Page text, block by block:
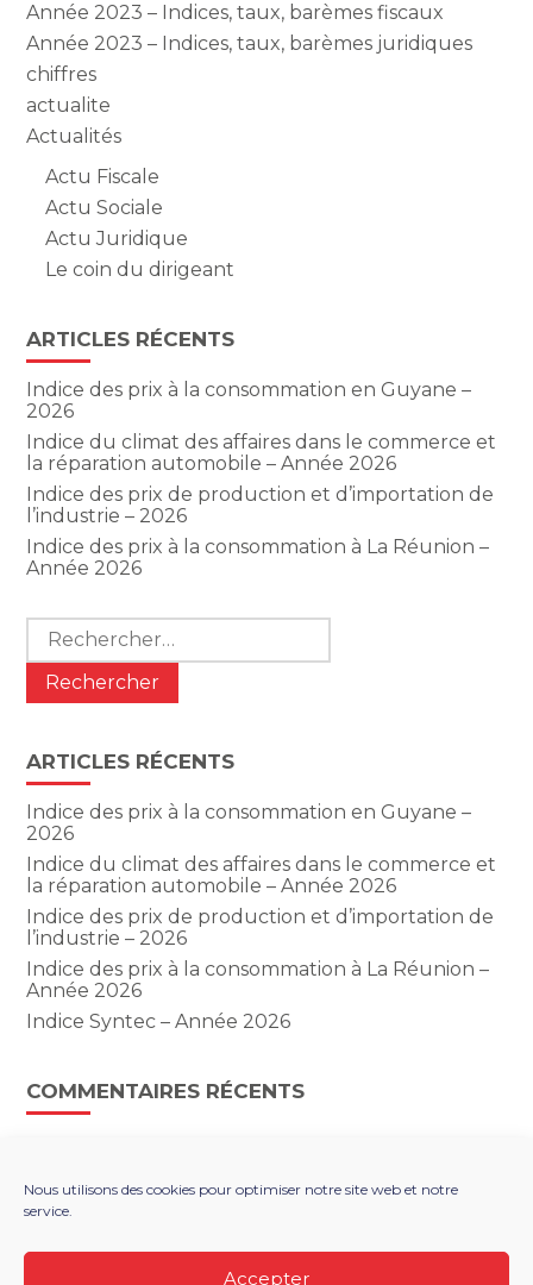
Nous utilisons des cookies pour optimiser notre site web et notre
service.
Accepter
Année 2023 – Indices, taux, barèmes fiscaux
Année 2023 – Indices, taux, barèmes juridiques
chiffres
actualite
Actualités
Actu Fiscale
Actu Sociale
Actu Juridique
Le coin du dirigeant
ARTICLES RÉCENTS
Indice des prix à la consommation en Guyane –
2026
Indice du climat des affaires dans le commerce et
la réparation automobile – Année 2026
Indice des prix de production et d’importation de
l’industrie – 2026
Indice des prix à la consommation à La Réunion –
Année 2026
Rechercher :
ARTICLES RÉCENTS
Indice des prix à la consommation en Guyane –
2026
Indice du climat des affaires dans le commerce et
la réparation automobile – Année 2026
Indice des prix de production et d’importation de
l’industrie – 2026
Indice des prix à la consommation à La Réunion –
Année 2026
Indice Syntec – Année 2026
COMMENTAIRES RÉCENTS
Principale
NOS SOLUTIONS NUMÉRIQUES